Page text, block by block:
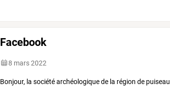
Facebook
8 mars 2022
Bonjour, la société archéologique de la région de